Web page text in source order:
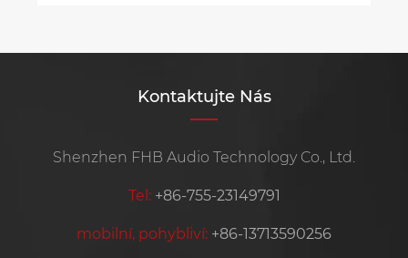
Kontaktujte Nás
Shenzhen FHB Audio Technology Co., Ltd.
Tel: +86-755-23149791
mobilní, pohybliví: +86-13713590256